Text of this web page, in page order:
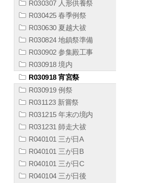
R030307 人形供養祭
R030425 春季例祭
R030630 夏越大祓
R030824 地鎮祭準備
R030902 参集殿工事
R030918 境内
R030918 宵宮祭
R030919 例祭
R031123 新嘗祭
R031215 年末の境内
R031231 師走大祓
R040101 三が日A
R040101 三が日B
R040101 三が日C
R040104 三が日後